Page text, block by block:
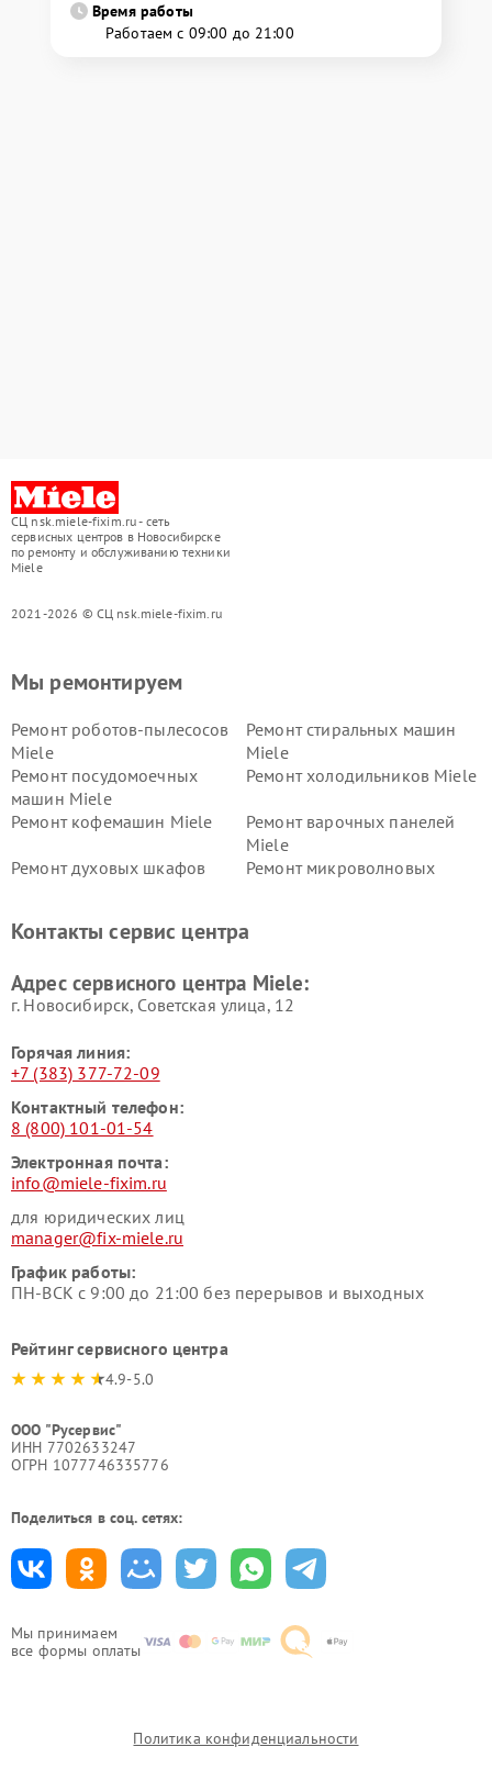
Время работы
Работаем с 09:00 до 21:00
СЦ nsk.miele-fixim.ru - сеть
сервисных центров в Новосибирске
по ремонту и обслуживанию техники
Miele
2021-2026 © СЦ nsk.miele-fixim.ru
Мы принимаем
все формы оплаты
Мы ремонтируем
Ремонт роботов-пылесосов
Miele
Ремонт стиральных машин
Miele
Ремонт посудомоечных
машин Miele
Ремонт холодильников Miele
Ремонт кофемашин Miele
Ремонт варочных панелей
Miele
Ремонт духовых шкафов
Ремонт микроволновых
Miele
Miele
пылесосов Miele
Контакты сервис центра
Адрес сервисного центра Miele:
г. Новосибирск, Советская улица, 12
Горячая линия:
+7 (383) 377-72-09
Контактный телефон:
8 (800) 101-01-54
Электронная почта:
info@miele-fixim.ru
для юридических лиц
manager@fix-miele.ru
График работы:
ПН-ВСК с 9:00 до 21:00 без перерывов и выходных
Рейтинг сервисного центра
4.9-5.0
ООО "Русервис"
ИНН 7702633247
ОГРН 1077746335776
Поделиться в соц. сетях:
Политика конфиденциальности